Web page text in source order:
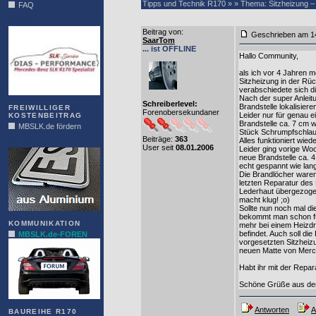
FAQ
FREIWILLIGER
KOSTENBEITRAG
MBSLK.de fördern
KOMMUNIKATION
MBSLK.de-FOREN
BAUREIHE R170
Tipps und Technik R170 » » Thema: Sitzheizung
Beitrag von:
SaarTom
... ist OFFLINE
Schreiberlevel:
Forenobersekundaner
Beiträge: 363
User seit 08.01.2006
Geschrieben am
Hallo Community,
als ich vor 4 Jahren
Sitzheizung in der
verabschiedete sich
Nach der super
Brandstelle
Leider nur für genau
Brandstelle ca. 7 cm
Stück
Alles funktioniert
Leider ging vorige
neue Brandstelle ca.
echt gespannt wie
Die Brandlöcher
letzten Reparatur des
Lederhaut
macht klug! ;o)
Sollte nun noch mal
bekommt man schon
mehr bei einem
befindet. Auch soll
vorgesetzten
neuen Matte von
Habt ihr mit der
Schöne Grüße aus
Antworten